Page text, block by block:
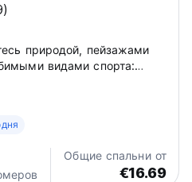
природой, пейзажами
видами спорта:
коньками.
Общие спальни от
€16.69